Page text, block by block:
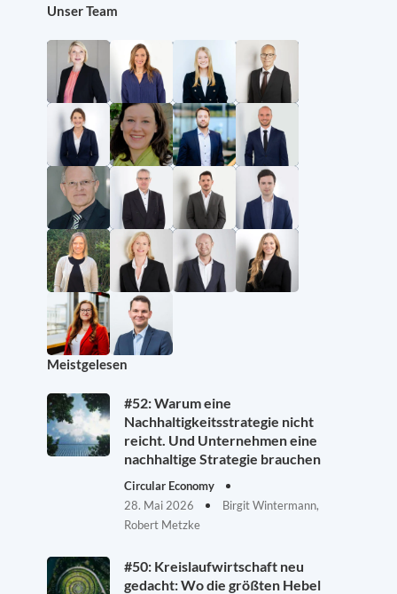
Unser Team
Meistgelesen
#52: Warum eine
Nachhaltigkeitsstrategie nicht
reicht. Und Unternehmen eine
nachhaltige Strategie brauchen
Circular Economy
28. Mai 2026
Birgit Wintermann,
Robert Metzke
#50: Kreislaufwirtschaft neu
gedacht: Wo die größten Hebel